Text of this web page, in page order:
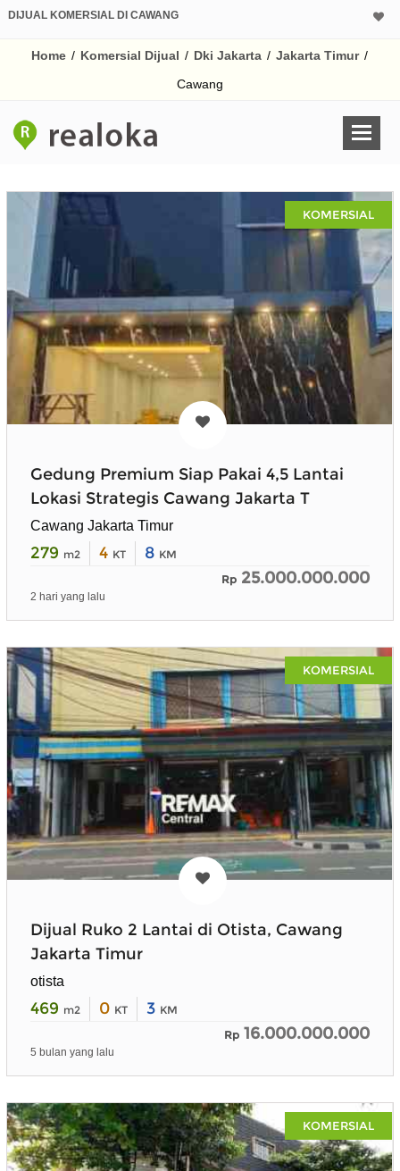
DIJUAL KOMERSIAL DI CAWANG
Home / Komersial Dijual / Dki Jakarta / Jakarta Timur /
Cawang
KOMERSIAL
Gedung Premium Siap Pakai 4,5 Lantai
Lokasi Strategis Cawang Jakarta T
Cawang Jakarta Timur
279 m2 4 KT 8 KM
Rp 25.000.000.000
2 hari yang lalu
KOMERSIAL
Dijual Ruko 2 Lantai di Otista, Cawang
Jakarta Timur
otista
469 m2 0 KT 3 KM
Rp 16.000.000.000
5 bulan yang lalu
KOMERSIAL